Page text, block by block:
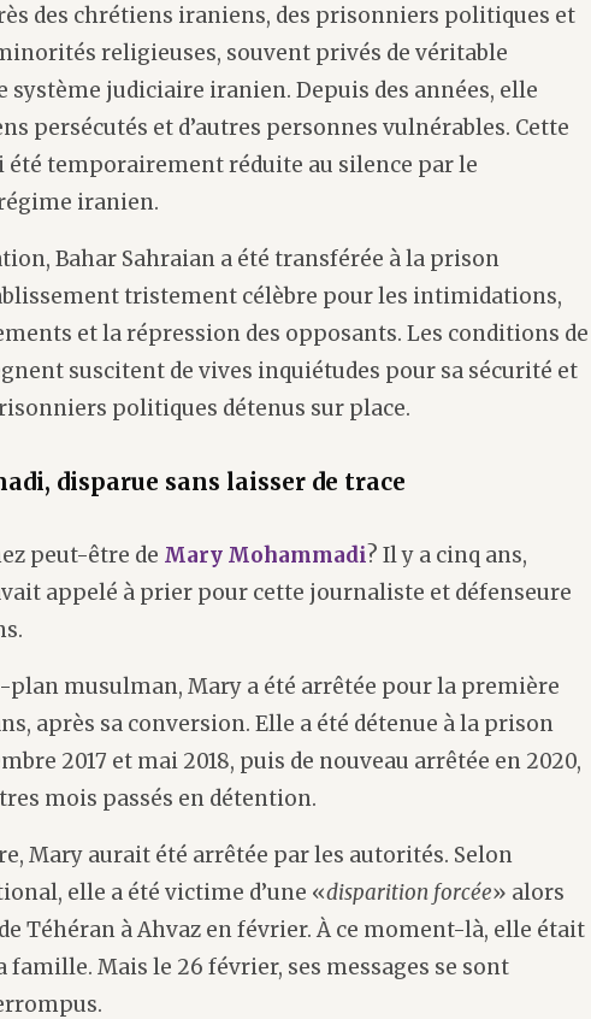
des chrétiens iraniens, des prisonniers politiques et
religieuses, souvent privés de véritable
système judiciaire iranien. Depuis des années, elle
persécutés et d’autres personnes vulnérables. Cette
été temporairement réduite au silence par le
iranien.
Bahar Sahraian a été transférée à la prison
tristement célèbre pour les intimidations,
et la répression des opposants. Les conditions de
suscitent de vives inquiétudes pour sa sécurité et
politiques détenus sur place.
disparue sans laisser de trace
peut-être de Mary Mohammadi? Il y a cinq ans,
appelé à prier pour cette journaliste et défenseure
plan musulman, Mary a été arrêtée pour la première
après sa conversion. Elle a été détenue à la prison
2017 et mai 2018, puis de nouveau arrêtée en 2020,
mois passés en détention.
Mary aurait été arrêtée par les autorités. Selon
elle a été victime d’une «disparition forcée» alors
Téhéran à Ahvaz en février. À ce moment-là, elle était
famille. Mais le 26 février, ses messages se sont